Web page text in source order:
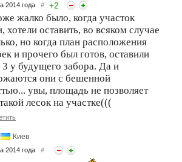
2014 года # +2
жалко было, когда участок
хотели оставить, во всяком случае
но когда план расположения
и прочего был готов, оставили
3 у будущего забора. Да и
они с бешенной
увы, площадь не позволяет
лесок на участке(((
Киев
2014 года #